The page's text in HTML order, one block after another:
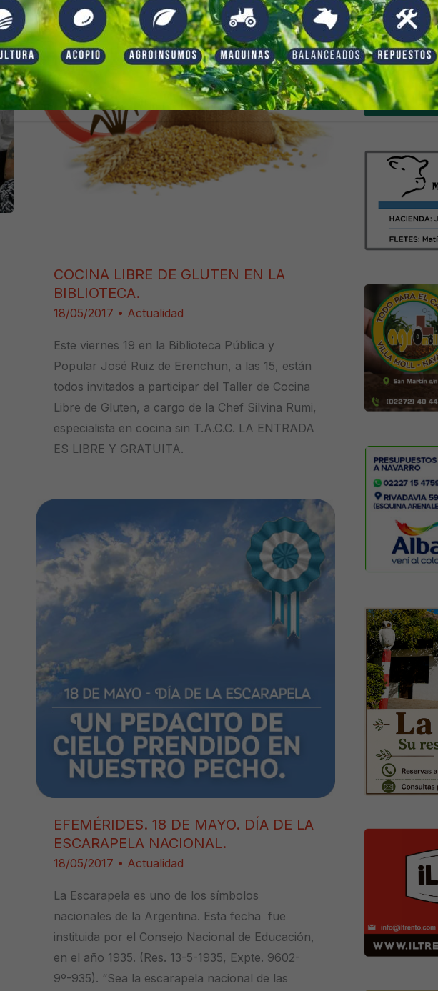
COCINA LIBRE DE GLUTEN EN LA
BIBLIOTECA.
18/05/2017 • Actualidad
Este viernes 19 en la Biblioteca Pública y
Popular José Ruiz de Erenchun, a las 15, están
todos invitados a participar del Taller de Cocina
Libre de Gluten, a cargo de la Chef Silvina Rumi,
especialista en cocina sin T.A.C.C. LA ENTRADA
ES LIBRE Y GRATUITA.
EFEMÉRIDES. 18 DE MAYO. DÍA DE LA
ESCARAPELA NACIONAL.
18/05/2017 • Actualidad
La Escarapela es uno de los símbolos
nacionales de la Argentina. Esta fecha fue
instituida por el Consejo Nacional de Educación,
en el año 1935. (Res. 13-5-1935, Expte. 9602-
9º-935). “Sea la escarapela nacional de las